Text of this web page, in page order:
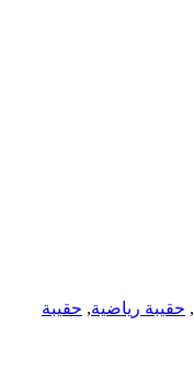
, حقيبة رياضية, حقيبة